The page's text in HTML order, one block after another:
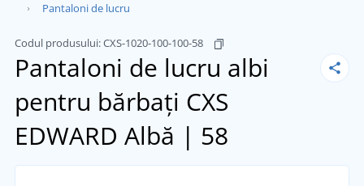
Pantaloni de lucru
Codul produsului:CXS-1020-100-100-58
Pantaloni de lucru albi
pentru bărbați CXS
EDWARD Albă | 58